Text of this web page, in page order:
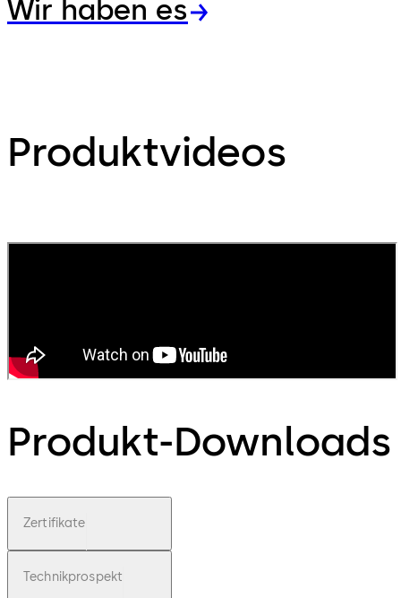
Wir haben es
Produktvideos
Produkt-Downloads
Zertifikate
Technikprospekt